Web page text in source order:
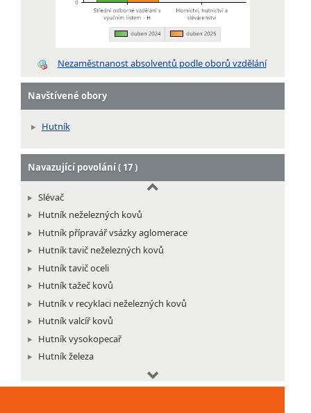
Nezaměstnanost absolventů podle oborů vzdělání
Navštívené obory
Hutník
Navazující povolání ( 17 )
Koksař obsluha baterií
Lisař na protlačovacích lisech v hutním provozu
Učitel odborného výcviku SŠ hutnictví
Pracovník odpadového hospodářství
Slévač
Hutník neželezných kovů
Hutník přípravář vsázky aglomerace
Hutník tavič neželezných kovů
Hutník tavič oceli
Hutník tažeč kovů
Hutník v recyklaci neželezných kovů
Hutník valcíř kovů
Hutník vysokopecař
Hutník železa